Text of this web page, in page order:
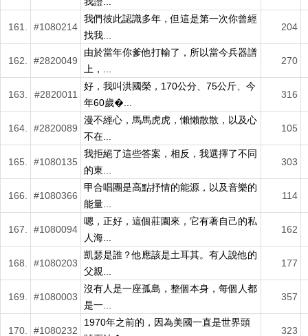
161. #1080214
我們彼此認識多年，但這是第一次你曾經
找我...
204
162. #2820049
由於當年你爹他打輸了，所以當今兵器譜
上，...
270
163. #2820011
好，我叫洪國榮，170公分、75公斤、今
年60歲�...
316
164. #2820089
漫不經心，馬馬虎虎，懶懶散散，以及心
不在...
105
165. #1080135
我拒絕了這些答案，相反，我選擇了不同
的東...
303
166. #1080366
甲合唱團是高點抒情的能源，以及音樂的
能量...
114
167. #1080094
嗯，正好，這個莊園來，它有著自己的私
人海...
162
168. #1080203
凱瑟是誰？他應該是土耳其。有人說他的
父親...
177
169. #1080003
沒有人是一座孤島，整個本身，每個人都
是一...
357
170. #1080232
1970年之前的，因為美國一直是世界頭
323